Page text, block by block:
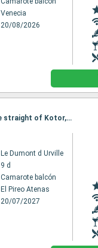
Venecia
20/08/2026
Itinerario : El Pireo Atenas, Canal de Corinto, Galaxidi, Parga, Paxos, Sailing the straight of Kotor, Kotor, Dubrovnik, Hvar, Rovinj, Venecia
Le Dumont d Urville
9 d
Camarote balcón
El Pireo Atenas
20/07/2027